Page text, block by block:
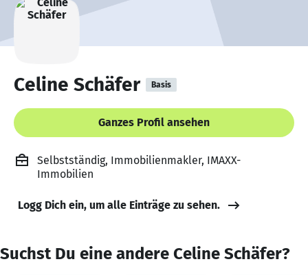
Celine Schäfer Basis
Ganzes Profil ansehen
Selbstständig, Immobilienmakler, IMAXX-
Immobilien
Logg Dich ein, um alle Einträge zu sehen.
Suchst Du eine andere Celine Schäfer?